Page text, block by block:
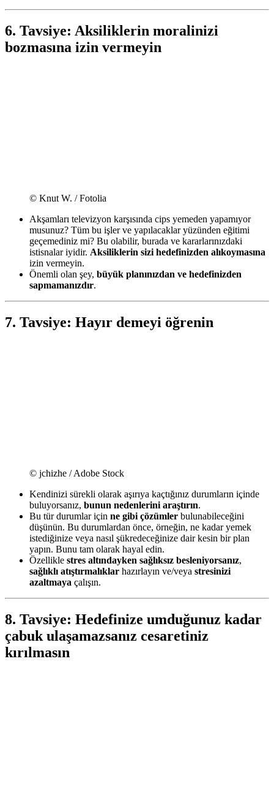
6. Tavsiye: Aksiliklerin moralinizi
bozmasına izin vermeyin
© Knut W. / Fotolia
Akşamları televizyon karşısında cips yemeden yapamıyor
musunuz? Tüm bu işler ve yapılacaklar yüzünden eğitimi
geçemediniz mi? Bu olabilir, burada ve kararlarınızdaki
istisnalar iyidir. Aksiliklerin sizi hedefinizden alıkoymasına
izin vermeyin.
Önemli olan şey, büyük planınızdan ve hedefinizden
sapmamanızdır.
7. Tavsiye: Hayır demeyi öğrenin
© jchizhe / Adobe Stock
Kendinizi sürekli olarak aşırıya kaçtığınız durumların içinde
buluyorsanız, bunun nedenlerini araştırın.
Bu tür durumlar için ne gibi çözümler bulunabileceğini
düşünün. Bu durumlardan önce, örneğin, ne kadar yemek
istediğinize veya nasıl şükredeceğinize dair kesin bir plan
yapın. Bunu tam olarak hayal edin.
Özellikle stres altındayken sağlıksız besleniyorsanız,
sağlıklı atıştırmalıklar hazırlayın ve/veya stresinizi
azaltmaya çalışın.
8. Tavsiye: Hedefinize umduğunuz kadar
çabuk ulaşamazsanız cesaretiniz
kırılmasın